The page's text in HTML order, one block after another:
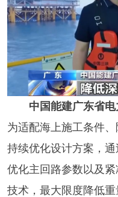
中国能建广东省
为适配海上施工条件
持续优化设计方案，
优化主回路参数以及
技术，最大限度降低